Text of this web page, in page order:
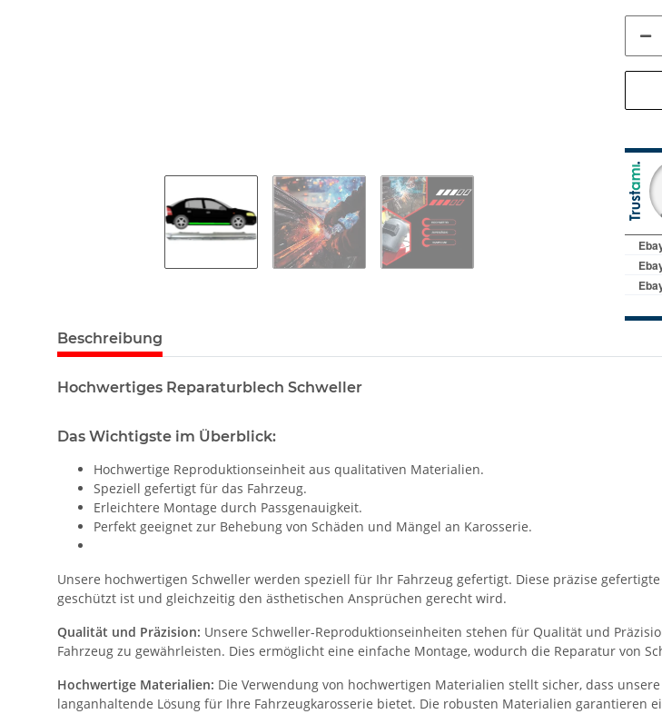
Beschreibung
Hochwertiges Reparaturblech Schweller
Das Wichtigste im Überblick:
Hochwertige Reproduktionseinheit aus qualitativen Materialien.
Speziell gefertigt für das Fahrzeug.
Erleichtere Montage durch Passgenauigkeit.
Perfekt geeignet zur Behebung von Schäden und Mängel an Karosserie.
Unsere hochwertigen Schweller werden speziell für Ihr Fahrzeug gefertigt. Diese präzise
geschützt ist und gleichzeitig den ästhetischen Ansprüchen gerecht wird.
Qualität und Präzision: Unsere Schweller-Reproduktionseinheiten stehen für Qualität und
Fahrzeug zu gewährleisten. Dies ermöglicht eine einfache Montage, wodurch die Reparatur von
Hochwertige Materialien: Die Verwendung von hochwertigen Materialien stellt sicher, dass
langanhaltende Lösung für Ihre Fahrzeugkarosserie bietet. Die robusten Materialien garantieren